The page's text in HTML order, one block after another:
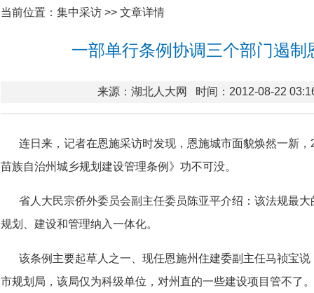
当前位置： 集中采访 >> 文章详情
一部单行条例协调三个部门遏制
来源：湖北人大网 时间：2012-08-22
连日来，记者在恩施采访时发现，恩施城市面貌焕然一新
苗族自治州城乡规划建设管理条例》功不可没。
省人大民宗侨外委员会副主任委员陈亚平介绍：该法规最
规划、建设和管理纳入一体化。
该条例主要起草人之一、现任恩施州住建委副主任马祯宝
市规划局，该局仅为科级单位，对州直的一些建设项目管不了